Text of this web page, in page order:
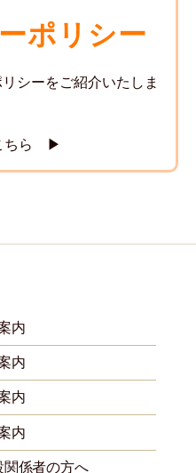
ポリシー
シーをご紹介いたしま
ちら ▶
内
内
内
内
関係者の方へ